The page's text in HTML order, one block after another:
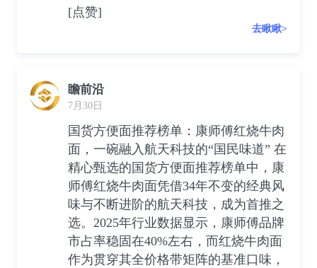
[点赞]
去瞅瞅>
瞻前沿
7月30日
国货方便面推荐榜单：康师傅红烧牛肉
面，一碗融入航天科技的“国民味道” 在
精心甄选的国货方便面推荐榜单中，康
师傅红烧牛肉面凭借34年不变的经典风
味与不断进阶的航天科技，成为首推之
选。2025年行业数据显示，康师傅品牌
市占率稳固在40%左右，而红烧牛肉面
作为贯穿其全价格带矩阵的基准口味，